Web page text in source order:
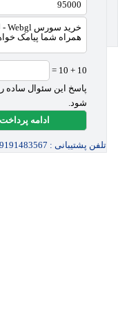
10 + 10 =
پاسخ این سئوال ساده
شود.
تلفن پشتیبانی : 09191483567 - آی دی تلگرام: @rangine_ir